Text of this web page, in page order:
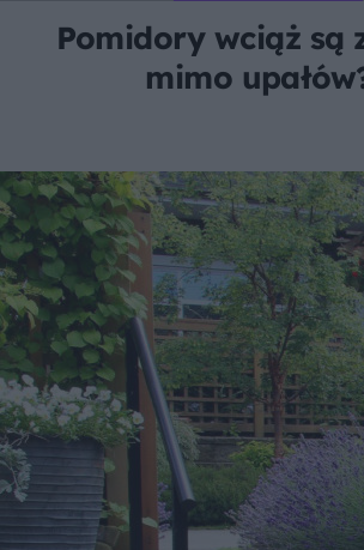
Pomidory wciąż są
mimo